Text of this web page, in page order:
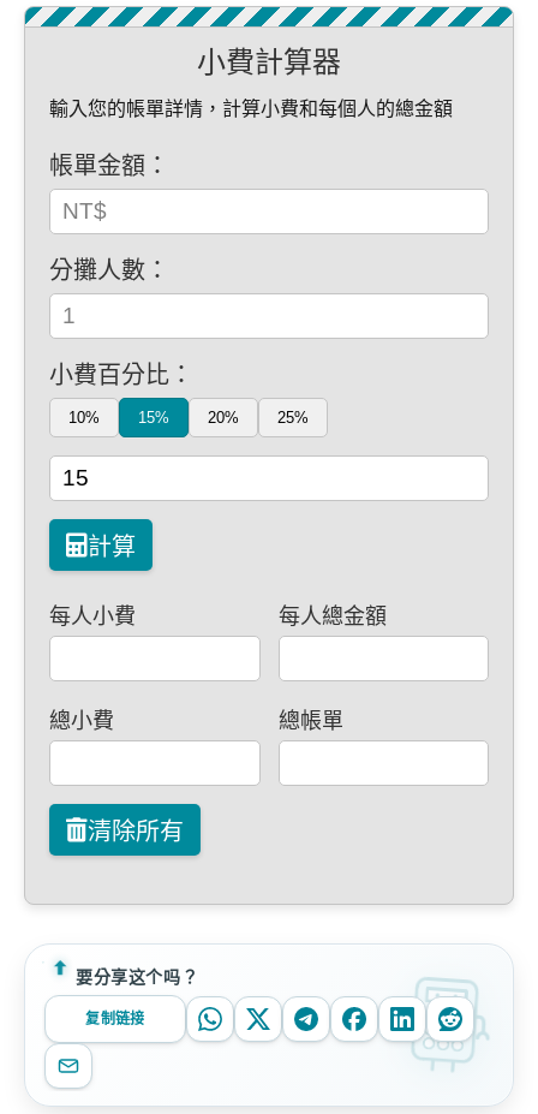
小費計算器
輸入您的帳單詳情，計算小費和每個人的總金額
帳單金額：
分攤人數：
小費百分比：
10% 15% 20% 25%
計算
每人小費 每人總金額
總小費 總帳單
清除所有
要分享这个吗？
复制链接